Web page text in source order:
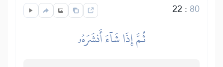
22 : 80
ثُمَّ إِذَا شَآءَ أَنشَرَهُۥ